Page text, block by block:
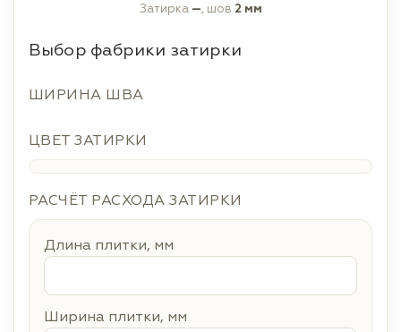
Затирка —, шов 2 мм
Выбор фабрики затирки
ШИРИНА ШВА
ЦВЕТ ЗАТИРКИ
РАСЧЁТ РАСХОДА ЗАТИРКИ
Длина плитки, мм
Ширина плитки, мм